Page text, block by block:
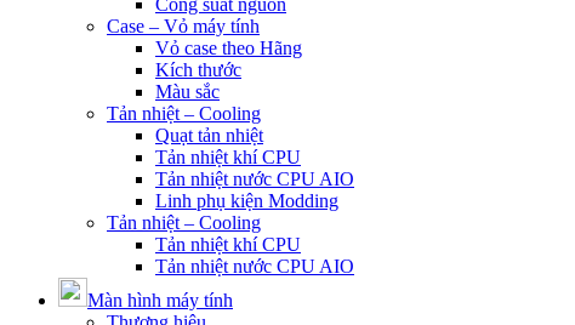
Công suất nguồn
Case – Vỏ máy tính
Vỏ case theo Hãng
Kích thước
Màu sắc
Tản nhiệt – Cooling
Quạt tản nhiệt
Tản nhiệt khí CPU
Tản nhiệt nước CPU AIO
Linh phụ kiện Modding
Tản nhiệt – Cooling
Tản nhiệt khí CPU
Tản nhiệt nước CPU AIO
Màn hình máy tính